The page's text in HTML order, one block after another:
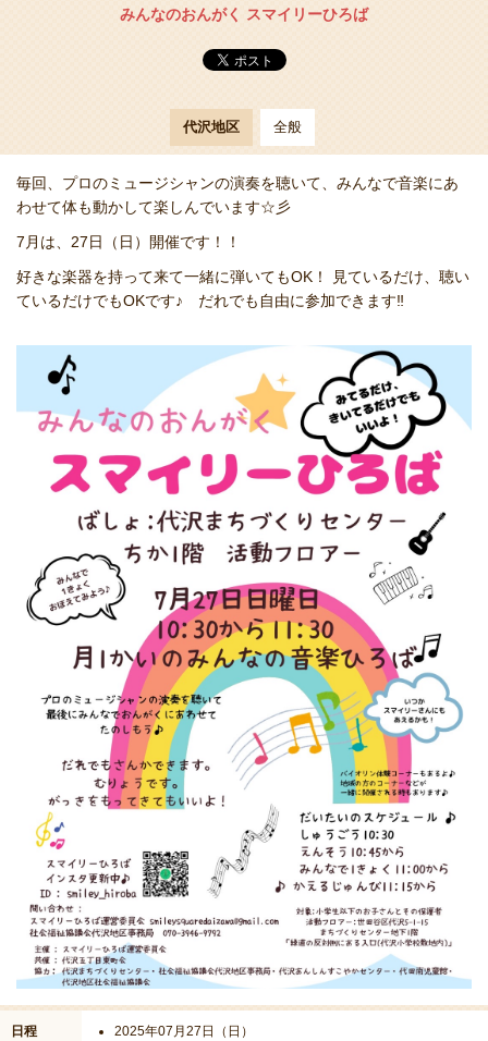
みんなのおんがく スマイリーひろば
代沢地区 全般
毎回、プロのミュージシャンの演奏を聴いて、みんなで音楽にあ
わせて体も動かして楽しんでいます☆彡
7月は、27日（日）開催です！！
好きな楽器を持って来て一緒に弾いてもOK！ 見ているだけ、聴い
ているだけでもOKです♪ だれでも自由に参加できます‼
日程 2025年07月27日（日）